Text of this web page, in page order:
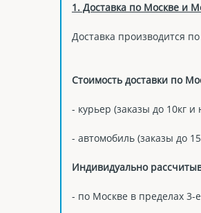
1. Доставка по Москве и
Доставка производится
Стоимость доставки по
- курьер (заказы до 10кг
- автомобиль (заказы до
Индивидуально
- по Москве в пределах 3-